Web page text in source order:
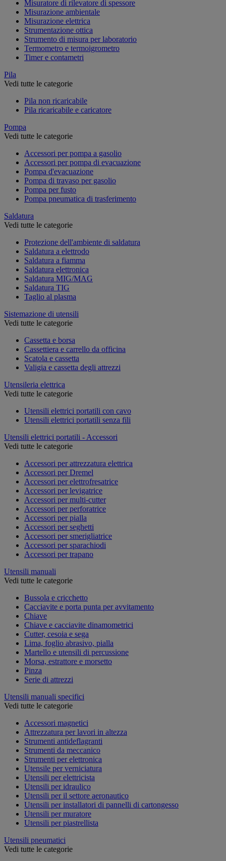
Misuratore di rilevatore di spessore
Misurazione ambientale
Misurazione elettrica
Strumentazione ottica
Strumento di misura per laboratorio
Termometro e termoigrometro
Timer e contametri
Pila
Vedi tutte le categorie
Pila non ricaricabile
Pila ricaricabile e caricatore
Pompa
Vedi tutte le categorie
Accessori per pompa a gasolio
Accessori per pompa di evacuazione
Pompa d'evacuazione
Pompa di travaso per gasolio
Pompa per fusto
Pompa pneumatica di trasferimento
Saldatura
Vedi tutte le categorie
Protezione dell'ambiente di saldatura
Saldatura a elettrodo
Saldatura a fiamma
Saldatura elettronica
Saldatura MIG/MAG
Saldatura TIG
Taglio al plasma
Sistemazione di utensili
Vedi tutte le categorie
Cassetta e borsa
Cassettiera e carrello da officina
Scatola e cassetta
Valigia e cassetta degli attrezzi
Utensileria elettrica
Vedi tutte le categorie
Utensili elettrici portatili con cavo
Utensili elettrici portatili senza fili
Utensili elettrici portatili - Accessori
Vedi tutte le categorie
Accessori per attrezzatura elettrica
Accessori per Dremel
Accessori per elettrofresatrice
Accessori per levigatrice
Accessori per multi-cutter
Accessori per perforatrice
Accessori per pialla
Accessori per seghetti
Accessori per smerigliatrice
Accessori per sparachiodi
Accessori per trapano
Utensili manuali
Vedi tutte le categorie
Bussola e cricchetto
Cacciavite e porta punta per avvitamento
Chiave
Chiave e cacciavite dinamometrici
Cutter, cesoia e sega
Lima, foglio abrasivo, pialla
Martello e utensili di percussione
Morsa, estrattore e morsetto
Pinza
Serie di attrezzi
Utensili manuali specifici
Vedi tutte le categorie
Accessori magnetici
Attrezzatura per lavori in altezza
Strumenti antideflagranti
Strumenti da meccanico
Strumenti per elettronica
Utensile per verniciatura
Utensili per elettricista
Utensili per idraulico
Utensili per il settore aeronautico
Utensili per installatori di pannelli di cartongesso
Utensili per muratore
Utensili per piastrellista
Utensili pneumatici
Vedi tutte le categorie